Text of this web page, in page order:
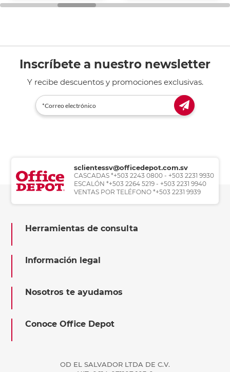
Inscríbete a nuestro newsletter
Y recibe descuentos y promociones exclusivas.
sclientessv@officedepot.com.sv
CASCADAS *+503 2243 0800 - +503 2231 9930
ESCALÓN *+503 2264 5219 - +503 2231 9940
VENTAS POR TELÉFONO *+503 2231 9939
Herramientas de consulta
Información legal
Nosotros te ayudamos
Conoce Office Depot
OD EL SALVADOR LTDA DE C.V.